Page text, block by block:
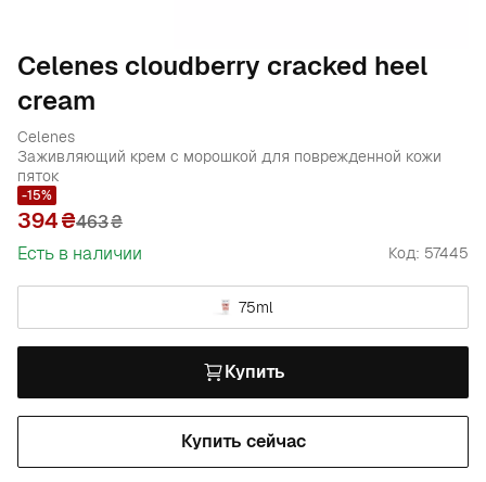
Celenes cloudberry cracked heel
cream
Celenes
Заживляющий крем с морошкой для поврежденной кожи
пяток
-15%
394 463₴
Есть в наличии
Код: 57445
75ml
Купить
Купить сейчас